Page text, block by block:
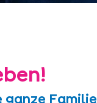
ganze Familie